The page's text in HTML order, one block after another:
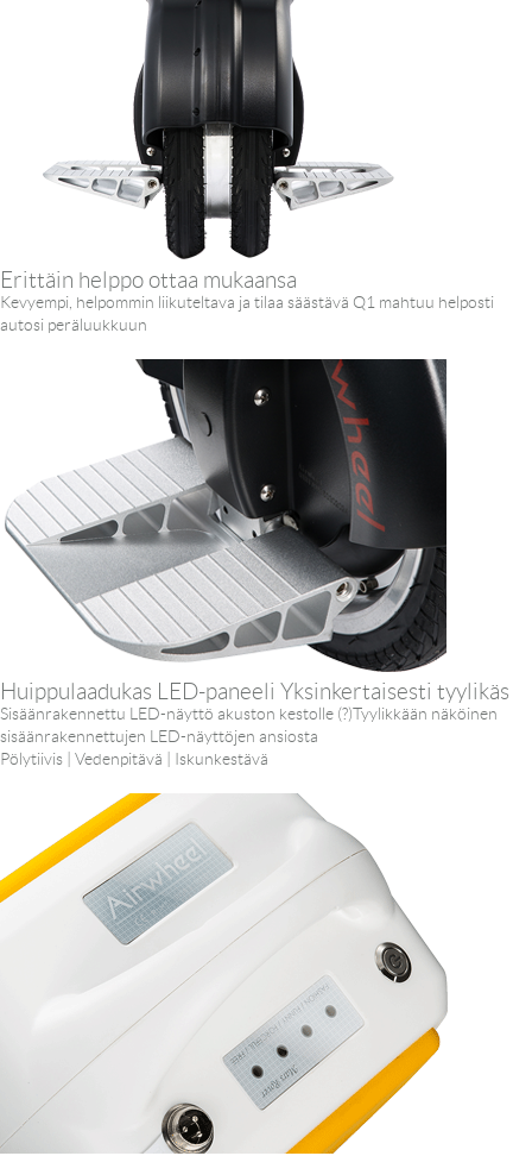
Erittäin helppo ottaa mukaansa
Kevyempi, helpommin liikuteltava ja tilaa säästävä Q1 mahtuu helposti
autosi peräluukkuun
Huippulaadukas LED-paneeli Yksinkertaisesti tyylikäs
Sisäänrakennettu LED-näyttö akuston kestolle (?)Tyylikkään näköinen
sisäänrakennettujen LED-näyttöjen ansiosta
Pölytiivis | Vedenpitävä | Iskunkestävä